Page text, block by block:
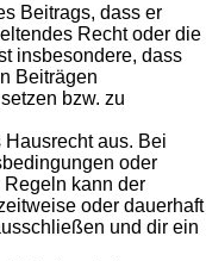
Beitrags, dass er
Recht oder die
insbesondere, dass
Beiträgen
bzw. zu
aus. Bei
oder
kann der
oder dauerhaft
und dir ein